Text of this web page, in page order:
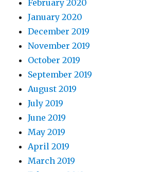
February 2020
January 2020
December 2019
November 2019
October 2019
September 2019
August 2019
July 2019
June 2019
May 2019
April 2019
March 2019